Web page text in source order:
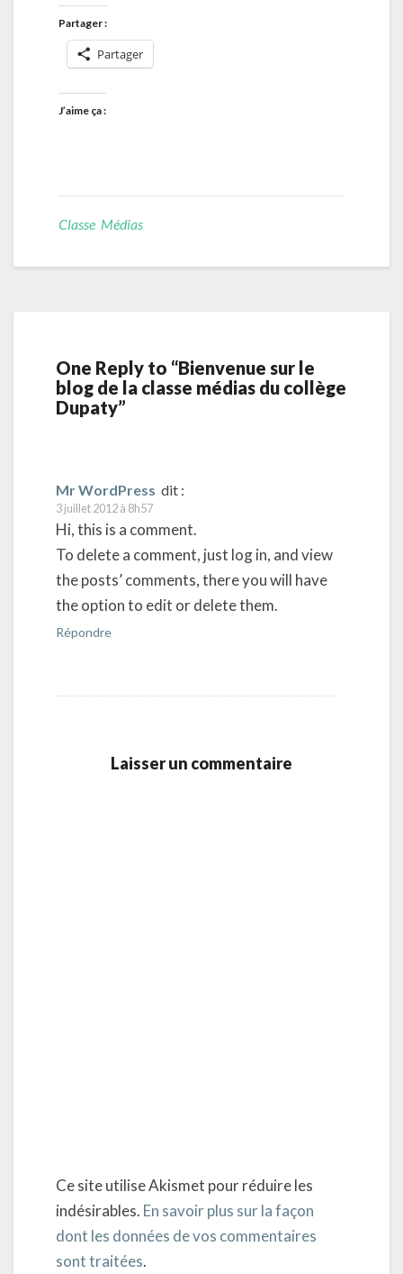
Partager :
Partager
J’aime ça :
Classe Médias
One Reply to “Bienvenue sur le
blog de la classe médias du collège
Dupaty”
Mr WordPress dit :
3 juillet 2012 à 8h57
Hi, this is a comment.
To delete a comment, just log in, and view
the posts’ comments, there you will have
the option to edit or delete them.
Répondre
Laisser un commentaire
Ce site utilise Akismet pour réduire les
indésirables. En savoir plus sur la façon
dont les données de vos commentaires
sont traitées.